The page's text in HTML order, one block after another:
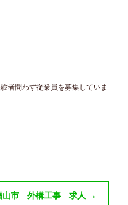
者問わず従業員を募集していま
山市 外構工事 求人 →